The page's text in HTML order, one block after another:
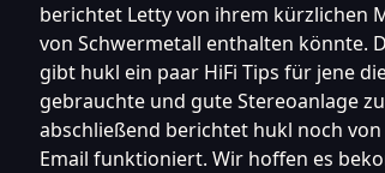
berichtet Letty von ihrem kürzlichen
von Schwermetall enthalten könnte.
gibt hukl ein paar HiFi Tips für jene
gebrauchte und gute Stereoanlage
abschließend berichtet hukl noch
Email funktioniert. Wir hoffen es